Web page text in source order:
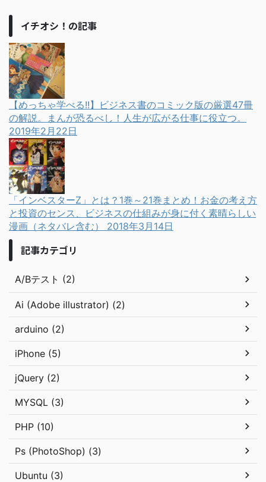
イチオシ！の記事
【めっちゃ学べる!!】ビジネス書のコミック版の厳選47冊
の解説。まんが恐るべし！人生が広がる仕事に役立つ。
2019年2月22日
「インベスターZ」とは？1巻～21巻まとめ！お金の考え方
と投資のセンス、ビジネスの仕組みが身に付く素晴らしい
漫画（ネタバレ含む） 2018年3月14日
記事カテゴリ
A/Bテスト (2)
Ai (Adobe illustrator) (2)
arduino (2)
iPhone (5)
jQuery (2)
MYSQL (3)
PHP (10)
Ps (PhotoShop) (3)
Ubuntu (3)